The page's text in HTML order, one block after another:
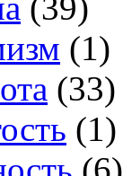
(1)
(33)
(1)